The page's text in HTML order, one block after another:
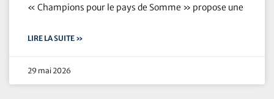
« Champions pour le pays de Somme » propose une
LIRE LA SUITE »
29 mai 2026